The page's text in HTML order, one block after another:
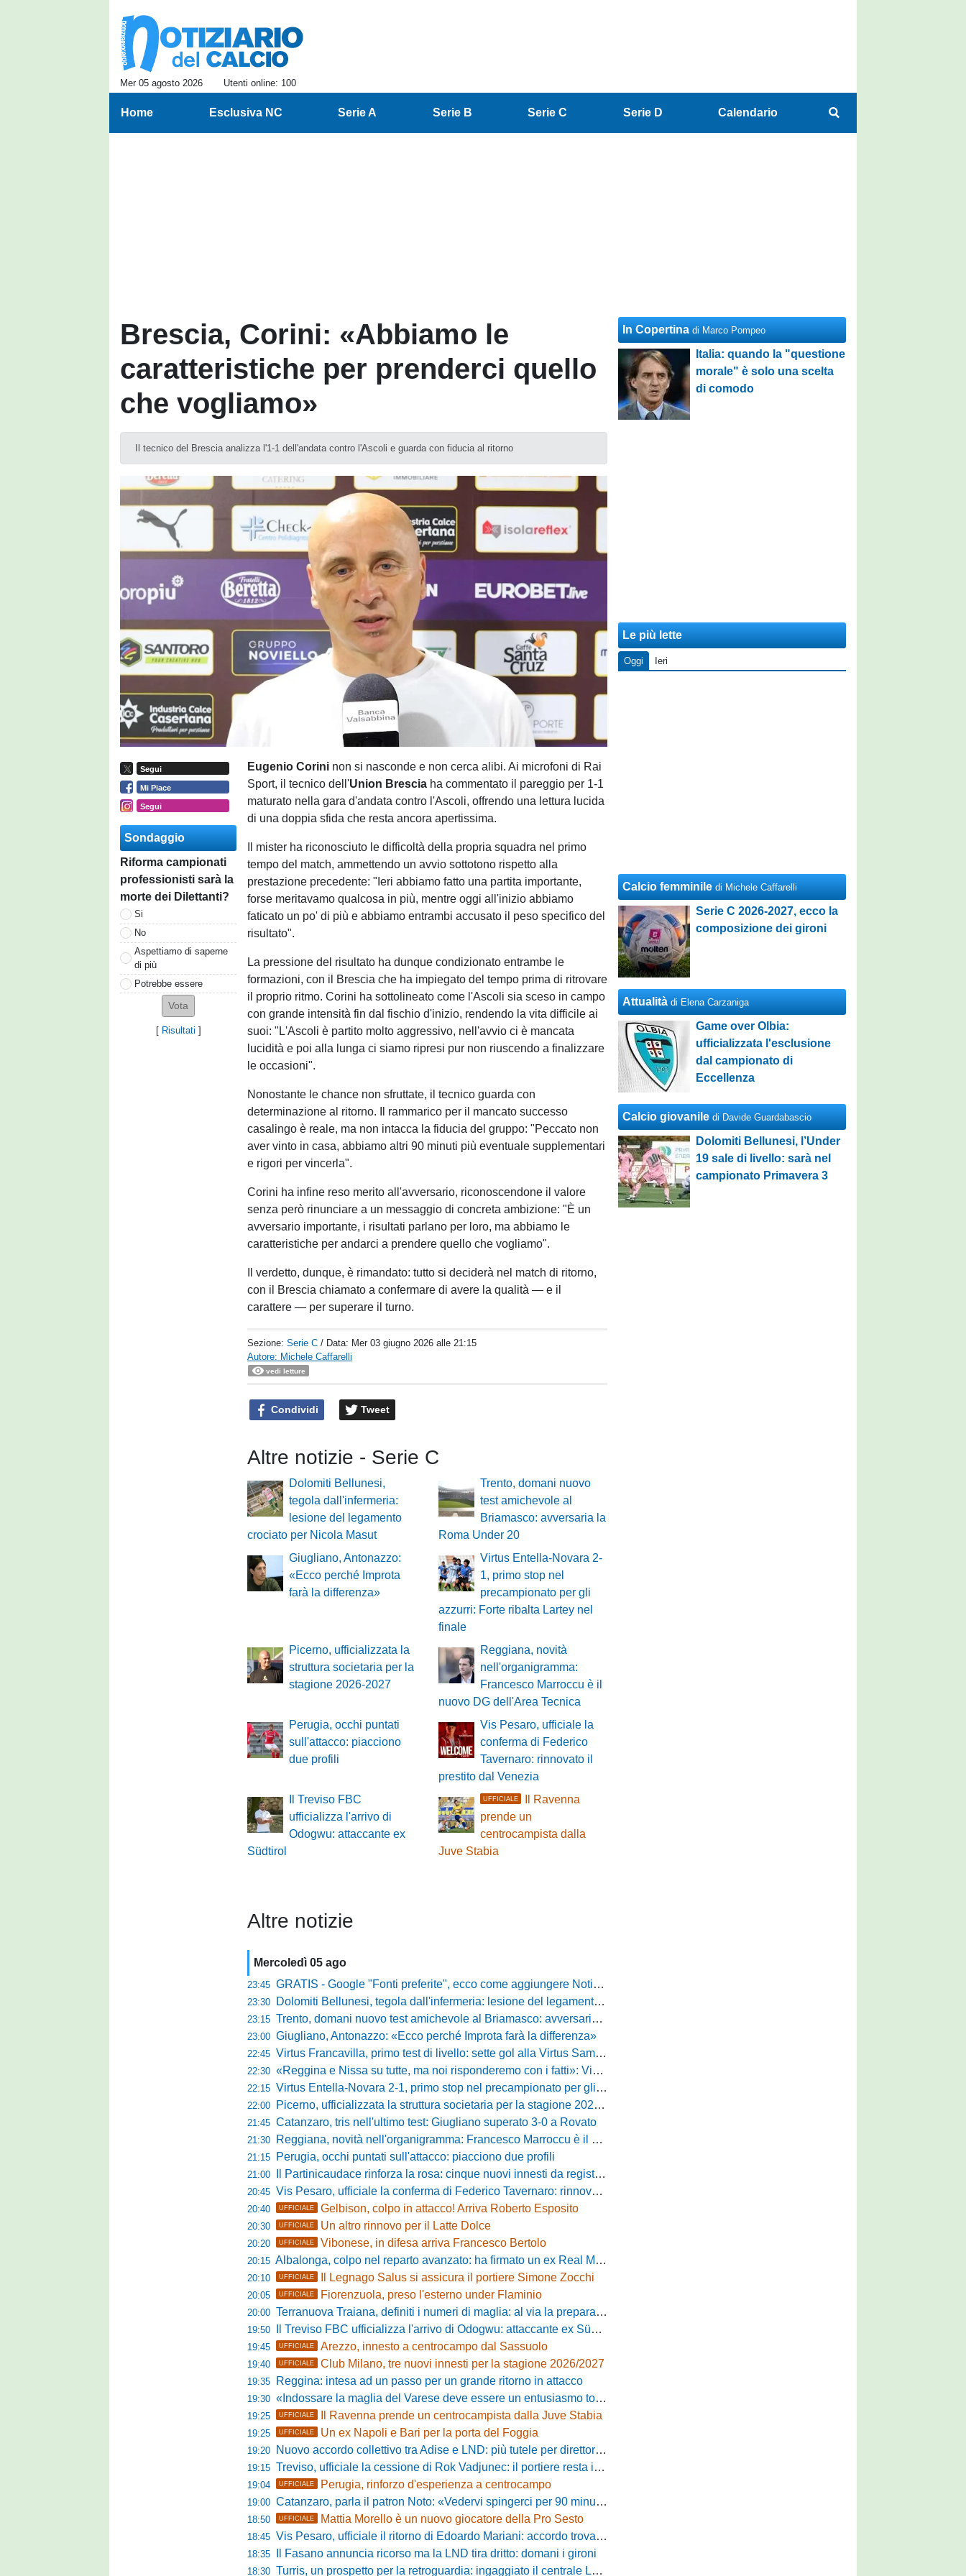
Mer 05 agosto 2026 Utenti online: 100
Home Esclusiva NC Serie A Serie B Serie C Serie D Calendario
Brescia, Corini: «Abbiamo le
caratteristiche per prenderci quello
che vogliamo»
Il tecnico del Brescia analizza l'1-1 dell'andata contro l'Ascoli e guarda con fiducia al ritorno
Segui
Mi Piace
Segui
Sondaggio
Riforma campionati
professionisti sarà la
morte dei Dilettanti?
Si
No
Aspettiamo di saperne
di più
Potrebbe essere
[ Risultati ]
Eugenio Corini non si nasconde e non cerca alibi. Ai microfoni di Rai
Sport, il tecnico dell'Union Brescia ha commentato il pareggio per 1-1
maturato nella gara d'andata contro l'Ascoli, offrendo una lettura lucida
di una doppia sfida che resta ancora apertissima.
Il mister ha riconosciuto le difficoltà della propria squadra nel primo
tempo del match, ammettendo un avvio sottotono rispetto alla
prestazione precedente: "Ieri abbiamo fatto una partita importante,
forse meritavamo qualcosa in più, mentre oggi all'inizio abbiamo
faticato un po' di più e abbiamo entrambi accusato il peso specifico del
risultato".
La pressione del risultato ha dunque condizionato entrambe le
formazioni, con il Brescia che ha impiegato del tempo prima di ritrovare
il proprio ritmo. Corini ha sottolineato come l'Ascoli sia sceso in campo
con grande intensità fin dal fischio d'inizio, rendendo la vita difficile ai
suoi: "L'Ascoli è partito molto aggressivo, nell'avvio ci è mancata
lucidità e poi alla lunga ci siamo ripresi pur non riuscendo a finalizzare
le occasioni".
Nonostante le chance non sfruttate, il tecnico guarda con
determinazione al ritorno. Il rammarico per il mancato successo
casalingo è reale, ma non intacca la fiducia del gruppo: "Peccato non
aver vinto in casa, abbiamo altri 90 minuti più eventuale supplementari
e rigori per vincerla".
Corini ha infine reso merito all'avversario, riconoscendone il valore
senza però rinunciare a un messaggio di concreta ambizione: "È un
avversario importante, i risultati parlano per loro, ma abbiamo le
caratteristiche per andarci a prendere quello che vogliamo".
Il verdetto, dunque, è rimandato: tutto si deciderà nel match di ritorno,
con il Brescia chiamato a confermare di avere la qualità — e il
carattere — per superare il turno.
Sezione:Serie C / Data: Mer 03 giugno 2026 alle 21:15
Autore: Michele Caffarelli
vedi letture
Condividi Tweet
Altre notizie - Serie C
Dolomiti Bellunesi,
tegola dall'infermeria:
lesione del legamento
crociato per Nicola Masut
Trento, domani nuovo
test amichevole al
Briamasco: avversaria la
Roma Under 20
Giugliano, Antonazzo:
«Ecco perché Improta
farà la differenza»
Virtus Entella-Novara 2-
1, primo stop nel
precampionato per gli
azzurri: Forte ribalta Lartey nel
finale
Picerno, ufficializzata la
struttura societaria per la
stagione 2026-2027
Reggiana, novità
nell'organigramma:
Francesco Marroccu è il
nuovo DG dell'Area Tecnica
Perugia, occhi puntati
sull'attacco: piacciono
due profili
Vis Pesaro, ufficiale la
conferma di Federico
Tavernaro: rinnovato il
prestito dal Venezia
Il Treviso FBC
ufficializza l'arrivo di
Odogwu: attaccante ex
Südtirol
UFFICIALE
Il Ravenna
prende un
centrocampista dalla
Juve Stabia
Altre notizie
Mercoledì 05 ago
23:45 GRATIS - Google "Fonti preferite", ecco come aggiungere NotiziarioCalcio alle tue notizie
23:30 Dolomiti Bellunesi, tegola dall'infermeria: lesione del legamento crociato per Nicola Masut
23:15 Trento, domani nuovo test amichevole al Briamasco: avversaria la Roma Under 20
23:00 Giugliano, Antonazzo: «Ecco perché Improta farà la differenza»
22:45 Virtus Francavilla, primo test di livello: sette gol alla Virtus Sammarco e colpo in difesa
22:30 «Reggina e Nissa su tutte, ma noi risponderemo con i fatti»: Vibonese, parla il ds Maglia
22:15 Virtus Entella-Novara 2-1, primo stop nel precampionato per gli azzurri: Forte ribalta Lartey nel finale
22:00 Picerno, ufficializzata la struttura societaria per la stagione 2026-2027
21:45 Catanzaro, tris nell'ultimo test: Giugliano superato 3-0 a Rovato
21:30 Reggiana, novità nell'organigramma: Francesco Marroccu è il nuovo DG dell'Area Tecnica
21:15 Perugia, occhi puntati sull'attacco: piacciono due profili
21:00 Il Partinicaudace rinforza la rosa: cinque nuovi innesti da registrare
20:45 Vis Pesaro, ufficiale la conferma di Federico Tavernaro: rinnovato il prestito dal Venezia
20:40 UFFICIALE Gelbison, colpo in attacco! Arriva Roberto Esposito
20:30 UFFICIALE Un altro rinnovo per il Latte Dolce
20:20 UFFICIALE Vibonese, in difesa arriva Francesco Bertolo
20:15 Albalonga, colpo nel reparto avanzato: ha firmato un ex Real Monterotondo
20:10 UFFICIALE Il Legnago Salus si assicura il portiere Simone Zocchi
20:05 UFFICIALE Fiorenzuola, preso l'esterno under Flaminio
20:00 Terranuova Traiana, definiti i numeri di maglia: al via la preparazione e la sfida con il Grosseto
19:50 Il Treviso FBC ufficializza l'arrivo di Odogwu: attaccante ex Südtirol
19:45 UFFICIALE Arezzo, innesto a centrocampo dal Sassuolo
19:40 UFFICIALE Club Milano, tre nuovi innesti per la stagione 2026/2027
19:35 Reggina: intesa ad un passo per un grande ritorno in attacco
19:30 «Indossare la maglia del Varese deve essere un entusiasmo totale»: mister Ciceri traccia la strada e carica i biancorossi
19:25 UFFICIALE Il Ravenna prende un centrocampista dalla Juve Stabia
19:25 UFFICIALE Un ex Napoli e Bari per la porta del Foggia
19:20 Nuovo accordo collettivo tra Adise e LND: più tutele per direttori sportivi e collaboratori
19:15 Treviso, ufficiale la cessione di Rok Vadjunec: il portiere resta in Italia, ecco dove
19:04 UFFICIALE Perugia, rinforzo d'esperienza a centrocampo
19:00 Catanzaro, parla il patron Noto: «Vedervi spingerci per 90 minuti è meraviglioso, costruiamo qualcosa di unico»
18:50 UFFICIALE Mattia Morello è un nuovo giocatore della Pro Sesto
18:45 Vis Pesaro, ufficiale il ritorno di Edoardo Mariani: accordo trovato con il Venezia
18:35 Il Fasano annuncia ricorso ma la LND tira dritto: domani i gironi
18:30 Turris, un prospetto per la retroguardia: ingaggiato il centrale Leopoldo Battipaglia
In Copertina di Marco Pompeo
Italia: quando la "questione
morale" è solo una scelta
di comodo
Le più lette
Oggi Ieri
Calcio femminile di Michele Caffarelli
Serie C 2026-2027, ecco la
composizione dei gironi
Attualità di Elena Carzaniga
Game over Olbia:
ufficializzata l'esclusione
dal campionato di
Eccellenza
Calcio giovanile di Davide Guardabascio
Dolomiti Bellunesi, l’Under
19 sale di livello: sarà nel
campionato Primavera 3